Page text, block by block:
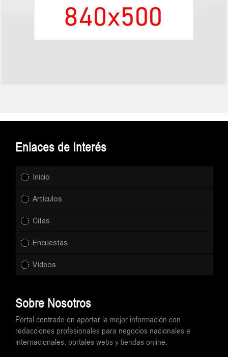
Enlaces de Interés
Inicio
Artículos
Citas
Encuestas
Vídeos
Sobre Nosotros
Portal centrado en aportar la mejor información con
redacciones profesionales para negocios nacionales e
internacionales, portales webs y tiendas online.